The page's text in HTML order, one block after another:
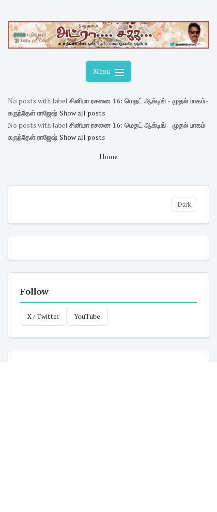
content
Menu
No posts with label சினிமா ரசனை 16: மெதட் ஆக்டிங் - முதல் பாகம்-
கருந்தேள் ராஜேஷ்.Show all posts
No posts with label சினிமா ரசனை 16: மெதட் ஆக்டிங் - முதல் பாகம்-
கருந்தேள் ராஜேஷ்.Show all posts
Home
Dark
Follow
X / Twitter YouTube